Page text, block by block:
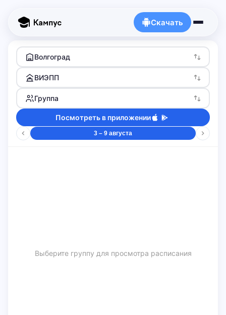
Скачать
Волгоград
ВИЭПП
Группа
Посмотреть в приложении
3 – 9 августа
Выберите группу для просмотра расписания